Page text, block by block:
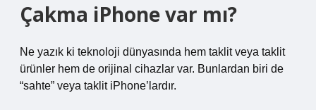
Çakma iPhone var mı?
Ne yazık ki teknoloji dünyasında hem taklit veya taklit
ürünler hem de orijinal cihazlar var. Bunlardan biri de
“sahte” veya taklit iPhone’lardır.